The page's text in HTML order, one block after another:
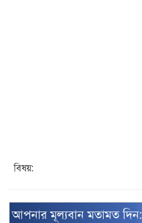
বিষয়:
আপনার মূল্যবান মতামত দিন: